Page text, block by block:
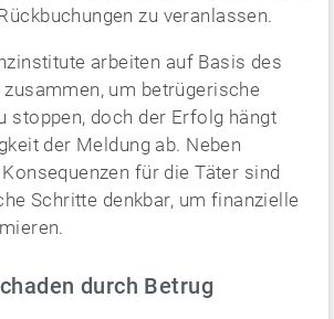
zu veranlassen.
arbeiten auf Basis des
um betrügerische
stoppen, doch der Erfolg hängt
der Meldung ab. Neben
für die Täter sind
Schritte denkbar, um finanzielle
durch Betrug